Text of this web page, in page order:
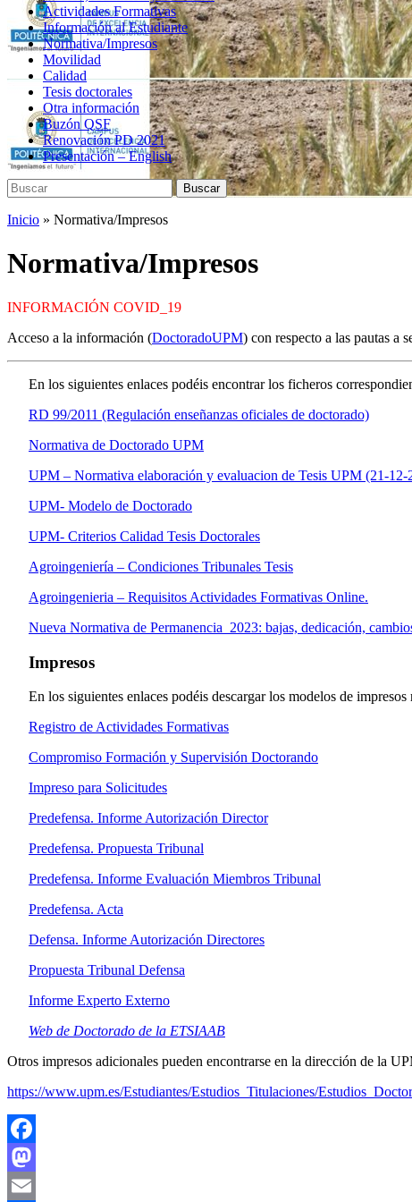
Actividades Formativas
Información al Estudiante
Normativa/Impresos
Movilidad
Calidad
Tesis doctorales
Otra información
Buzón QSF
Renovación PD 2021
Presentación – English
Buscar:
Buscar
Inicio » Normativa/Impresos
Normativa/Impresos
INFORMACIÓN COVID_19
Acceso a la información (DoctoradoUPM) con respecto a las pautas a
En los siguientes enlaces podéis encontrar los ficheros
RD 99/2011 (Regulación enseñanzas oficiales de doctorado)
Normativa de Doctorado UPM
UPM – Normativa elaboración y evaluacion de Tesis UPM (21-12-
UPM- Modelo de Doctorado
UPM- Criterios Calidad Tesis Doctorales
Agroingeniería – Condiciones Tribunales Tesis
Agroingenieria – Requisitos Actividades Formativas Online.
Nueva Normativa de Permanencia_2023: bajas, dedicación,
Impresos
En los siguientes enlaces podéis descargar los modelos de
Registro de Actividades Formativas
Compromiso Formación y Supervisión Doctorando
Impreso para Solicitudes
Predefensa. Informe Autorización Director
Predefensa. Propuesta Tribunal
Predefensa. Informe Evaluación Miembros Tribunal
Predefensa. Acta
Defensa. Informe Autorización Directores
Propuesta Tribunal Defensa
Informe Experto Externo
Web de Doctorado de la ETSIAAB
Otros impresos adicionales pueden encontrarse en la dirección de la
https://www.upm.es/Estudiantes/Estudios_Titulaciones/
Facebook
Mastodon